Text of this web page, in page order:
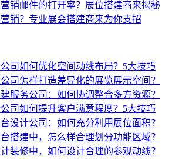
销邮件的打开率？展位搭建商来揭秘
销？专业展会搭建商来为你支招
司如何优化空间动线布局？5大技巧
司怎样打造差异化的展览展示空间？
服务公司：如何协调整合多方资源？
司如何提升客户满意程度？5大技巧
设计公司：如何充分利用展位面积？
搭建中，怎么样合理划分功能区域？
装修中，如何设计合理的参观动线？